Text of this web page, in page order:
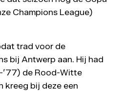
Champions League)
trad voor de
bij Antwerp aan. Hij had
’77) de Rood-Witte
kreeg bij deze een